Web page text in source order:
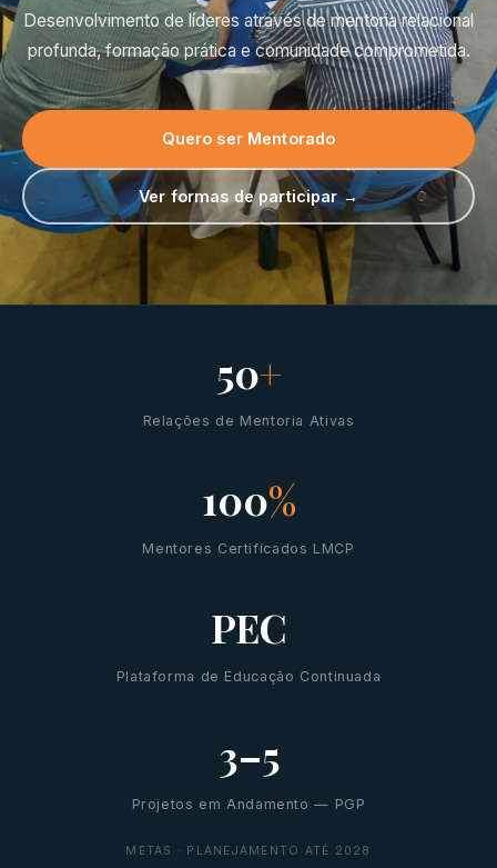
Desenvolvimento de líderes através de mentoria relacional
profunda, formação prática e comunidade comprometida.
Quero ser Mentorado
Ver formas de participar →
50+
Relações de Mentoria Ativas
100%
Mentores Certificados LMCP
PEC
Plataforma de Educação Continuada
3–5
Projetos em Andamento — PGP
METAS · PLANEJAMENTO ATÉ 2028